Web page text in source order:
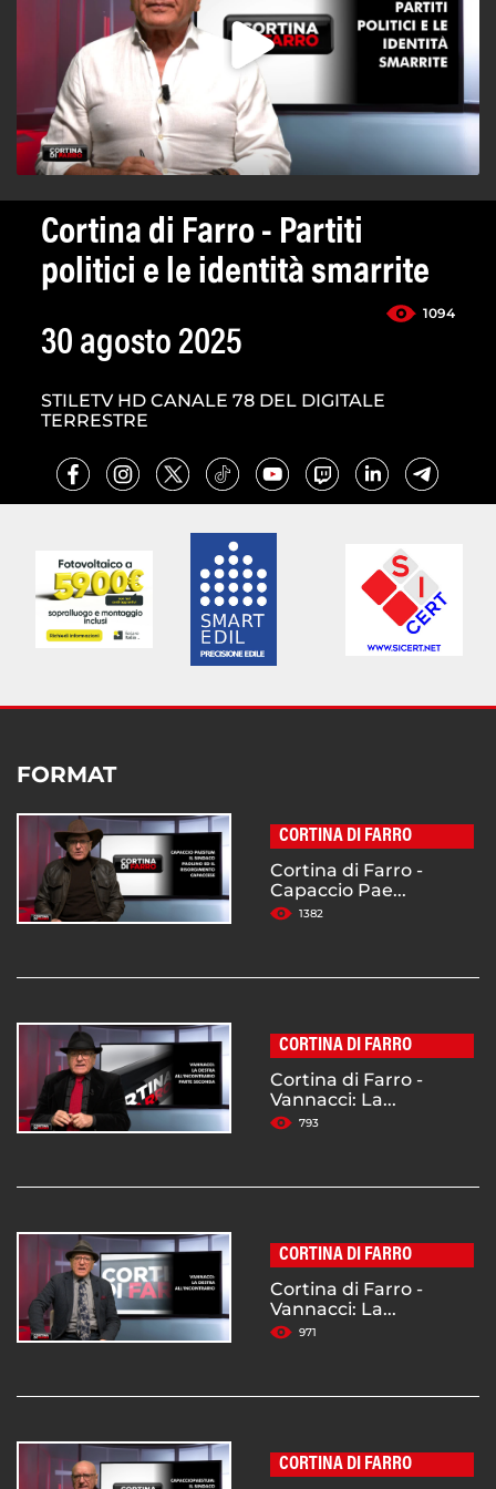
Cortina di Farro - Partiti
politici e le identità smarrite
1094
30 agosto 2025
STILETV HD CANALE 78 DEL DIGITALE
TERRESTRE
FORMAT
CORTINA DI FARRO
Cortina di Farro -
Capaccio Pae...
1382
CORTINA DI FARRO
Cortina di Farro -
Vannacci: La...
793
CORTINA DI FARRO
Cortina di Farro -
Vannacci: La...
971
CORTINA DI FARRO